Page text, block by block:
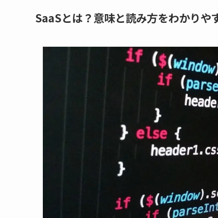
SaaSとは？意味と読み方をわかりや